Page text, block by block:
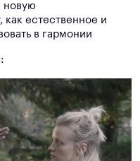
новую
как естественное и
в гармонии